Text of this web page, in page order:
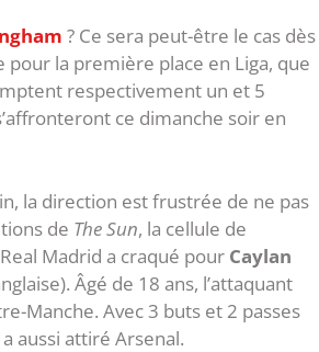
? Ce sera peut-être le cas dès
la première place en Liga, que
respectivement un et 5
ce dimanche soir en
la direction est frustrée de ne pas
de The Sun, la cellule de
Madrid a craqué pour Caylan
Âgé de 18 ans, l’attaquant
Manche. Avec 3 buts et 2 passes
aussi attiré Arsenal.